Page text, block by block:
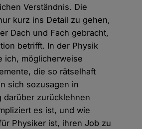
Verständnis. Die
kurz ins Detail zu gehen,
Dach und Fach gebracht,
betrifft. In der Physik
ich, möglicherweise
die so rätselhaft
sich sozusagen in
darüber zurücklehnen
es ist, und wie
Physiker ist, ihren Job zu